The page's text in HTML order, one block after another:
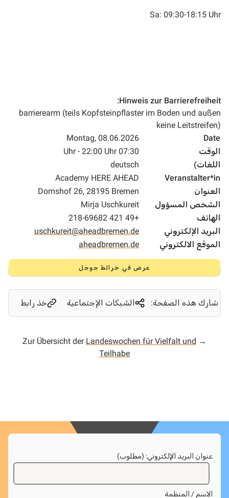
Sa: 09:30-18:15 Uhr
Hinweis zur Barrierefreiheit:
barrierearm (teils Kopfsteinpflaster im Boden und außen
keine Leitstreifen)
Date
Montag, 08.06.2026
الوقت
07:30 Uhr - 22:00 Uhr
اللغات)
deutsch
Veranstalter*in
Academy HERE AHEAD
العنوان
Domshof 26, 28195 Bremen
الشخص المسؤول
Mirja Uschkureit
الهاتف
+49 421 218-69682
البريد الإلكتروني
uschkureit@aheadbremen.de
الموقع الالكتروني
aheadbremen.de
عرض في خرائط جوجل
شارك هذه الصفحة: الشبكات الإجتماعية خذ رابط
→ Zur Übersicht der
Landeswochen für Vielfalt und
Teilhabe
عنوان البريد الإلكتروني: (مطلوب)
الاسم / المنظمة